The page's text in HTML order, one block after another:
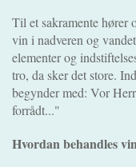
Til et sakramente hører
vin i nadveren og
elementer og
tro, da sker det store.
begynder med: Vor
forrådt..."
Hvordan behandles